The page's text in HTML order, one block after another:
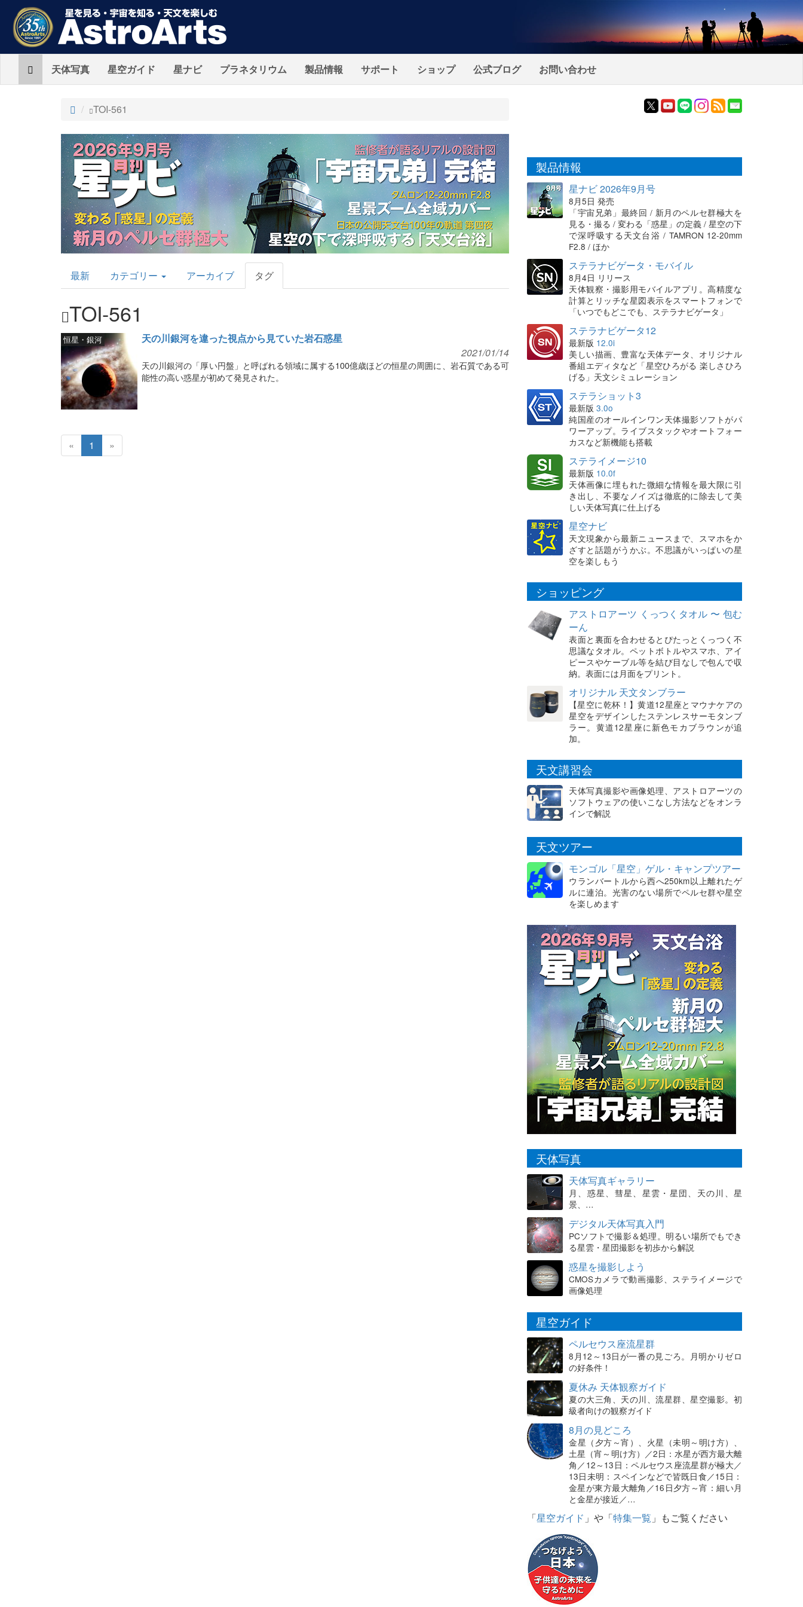
Home天体写真 星空ガイド 星ナビ プラネタリウム 製品情報 サポート ショップ 公式ブログ お問い合わせ
ト
プ
TOI-561
AstroArts
Topics
最新 カテゴリー アーカイブ タグ
TOI-561
天の川銀河を違った視点から見ていた岩石惑星
恒星・銀河
2021/01/14
天の川銀河の「厚い円盤」と呼ばれる領域に属する100億歳ほどの恒星の周囲に、岩石質である可
能性の高い惑星が初めて発見された。
« 1 »
製品情報
星ナビ 2026年9月号
8月5日 発売
「宇宙兄弟」最終回 / 新月のペルセ群極大を
見る・撮る / 変わる「惑星」の定義 / 星空の下
で深呼吸する天文台浴 / TAMRON 12-20mm
F2.8 / ほか
ステラナビゲータ・モバイル
8月4日 リリース
天体観察・撮影用モバイルアプリ。高精度な
計算とリッチな星図表示をスマートフォンで
「いつでもどこでも、ステラナビゲータ」
ステラナビゲータ12
最新版 12.0i
美しい描画、豊富な天体データ、オリジナル
番組エディタなど「星空ひろがる 楽しさひろ
げる」天文シミュレーション
ステラショット3
最新版 3.0o
純国産のオールインワン天体撮影ソフトがパ
ワーアップ。ライブスタックやオートフォー
カスなど新機能も搭載
ステライメージ10
最新版 10.0f
天体画像に埋もれた微細な情報を最大限に引
き出し、不要なノイズは徹底的に除去して美
しい天体写真に仕上げる
星空ナビ
天文現象から最新ニュースまで、スマホをか
ざすと話題がうかぶ。不思議がいっぱいの星
空を楽しもう
ショッピング
アストロアーツ くっつくタオル 〜 包む
ーん
表面と裏面を合わせるとぴたっとくっつく不
思議なタオル。ペットボトルやスマホ、アイ
ピースやケーブル等を結び目なしで包んで収
納。表面には月面をプリント。
オリジナル 天文タンブラー
【星空に乾杯！】黄道12星座とマウナケアの
星空をデザインしたステンレスサーモタンブ
ラー。黄道12星座に新色モカブラウンが追
加。
天文講習会
天体写真撮影や画像処理、アストロアーツの
ソフトウェアの使いこなし方法などをオンラ
インで解説
天文ツアー
モンゴル「星空」ゲル・キャンプツアー
ウランバートルから西へ250km以上離れたゲ
ルに連泊。光害のない場所でペルセ群や星空
を楽しめます
天体写真
天体写真ギャラリー
月、惑星、彗星、星雲・星団、天の川、星
景、…
デジタル天体写真入門
PCソフトで撮影＆処理。明るい場所でもでき
る星雲・星団撮影を初歩から解説
惑星を撮影しよう
CMOSカメラで動画撮影、ステライメージで
画像処理
星空ガイド
ペルセウス座流星群
8月12～13日が一番の見ごろ。月明かりゼロ
の好条件！
夏休み 天体観察ガイド
夏の大三角、天の川、流星群、星空撮影。初
級者向けの観察ガイド
8月の見どころ
金星（夕方～宵）、火星（未明～明け方）、
土星（宵～明け方）／2日：水星が西方最大離
角／12～13日：ペルセウス座流星群が極大／
13日未明：スペインなどで皆既日食／15日：
金星が東方最大離角／16日夕方～宵：細い月
と金星が接近／…
「星空ガイド 」や「特集一覧 」もご覧ください